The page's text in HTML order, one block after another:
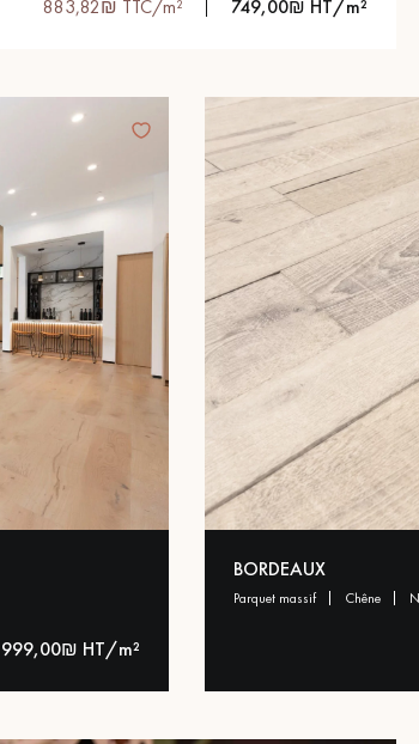
883,82₪ TTC/m² 749,00₪ HT/m²
999,00₪ HT/m²
BORDEAUX
parquet massif chêne